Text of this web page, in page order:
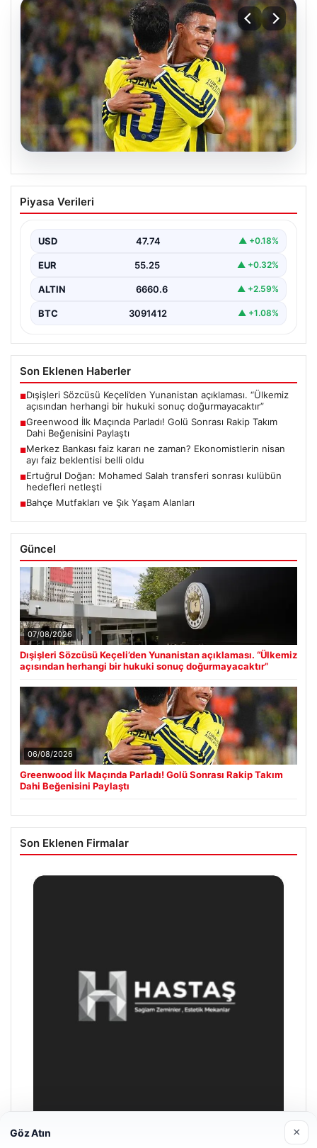
Greenwood İlk Maçında Parladı! Golü
Sonrası Rakip Takım Dahi Beğenisini
Mason Greenwood, yeni takımı Fenerbahçe ile önemli
Piyasa Verileri
USD 47.74 ▲ +0.18%
EUR 55.25 ▲ +0.32%
ALTIN 6660.6 ▲ +2.59%
BTC 3091412 ▲ +1.08%
Son Eklenen Haberler
■Dışişleri Sözcüsü Keçeli’den Yunanistan açıklaması. “Ülkemiz
açısından herhangi bir hukuki sonuç doğurmayacaktır”
■Greenwood İlk Maçında Parladı! Golü Sonrası Rakip Takım
Dahi Beğenisini Paylaştı
■Merkez Bankası faiz kararı ne zaman? Ekonomistlerin nisan
ayı faiz beklentisi belli oldu
■Ertuğrul Doğan: Mohamed Salah transferi sonrası kulübün
hedefleri netleşti
■Bahçe Mutfakları ve Şık Yaşam Alanları
Güncel
07/08/2026
Dışişleri Sözcüsü Keçeli’den Yunanistan açıklaması. “Ülkemiz
açısından herhangi bir hukuki sonuç doğurmayacaktır”
06/08/2026
Greenwood İlk Maçında Parladı! Golü Sonrası Rakip Takım
Dahi Beğenisini Paylaştı
Son Eklenen Firmalar
Göz Atın ×